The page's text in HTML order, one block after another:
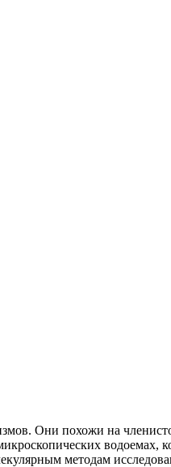
Они похожи на
водоемах,
методам